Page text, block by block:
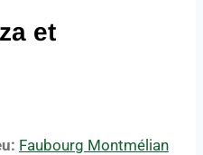
et
Faubourg Montmélian